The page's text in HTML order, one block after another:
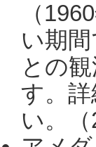
（
い期
との
す。詳
い。（